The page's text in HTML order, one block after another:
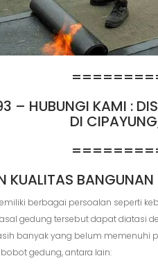
HUBUNGI KAMI :
DI
KUALITAS
berbagai persoalan seperti
gedung tersebut dapat diatasi
banyak yang belum memenuhi
gedung, antara lain: